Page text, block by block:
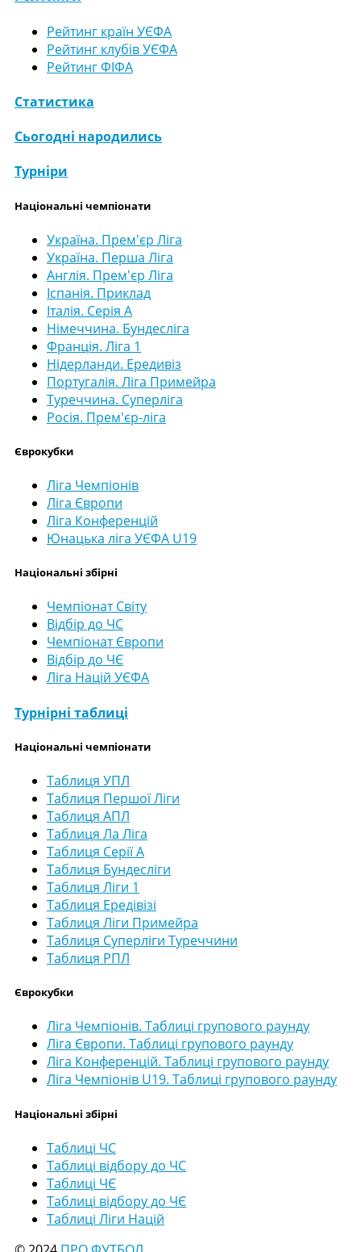
Рейтинг країн УЄФА
Рейтинг клубів УЄФА
Рейтинг ФІФА
Статистика
Сьогодні народились
Турніри
Національні чемпіонати
Україна. Прем'єр Ліга
Україна. Перша Ліга
Англія. Прем'єр Ліга
Іспанія. Приклад
Італія. Серія А
Німеччина. Бундесліга
Франція. Ліга 1
Нідерланди. Ередивіз
Португалія. Ліга Примейра
Туреччина. Суперліга
Росія. Прем'єр-ліга
Єврокубки
Ліга Чемпіонів
Ліга Європи
Ліга Конференцій
Юнацька ліга УЄФА U19
Національні збірні
Чемпіонат Світу
Відбір до ЧС
Чемпіонат Європи
Відбір до ЧЄ
Ліга Націй УЄФА
Турнірні таблиці
Національні чемпіонати
Таблиця УПЛ
Таблиця Першої Ліги
Таблиця АПЛ
Таблиця Ла Ліга
Таблиця Серії А
Таблиця Бундесліги
Таблиця Ліги 1
Таблиця Ередівізі
Таблиця Ліги Примейра
Таблиця Суперліги Туреччини
Таблиця РПЛ
Єврокубки
Ліга Чемпіонів. Таблиці групового раунду
Ліга Європи. Таблиці групового раунду
Ліга Конференцій. Таблиці групового раунду
Ліга Чемпіонів U19. Таблиці групового раунду
Національні збірні
Таблиці ЧС
Таблиці відбору до ЧС
Таблиці ЧЄ
Таблиці відбору до ЧЄ
Таблиці Ліги Націй